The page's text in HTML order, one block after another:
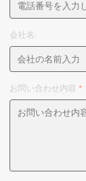
会社名:
お問い合わせ内容 *